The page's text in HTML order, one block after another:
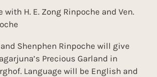
with H. E. Zong Rinpoche and Ven.
Shenphen Rinpoche will give
Precious Garland in
Language will be English and